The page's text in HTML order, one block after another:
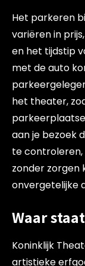
Het parkeren
variëren in
en het tijdstip
met de auto
het theater,
aan je bezoek
te
zonder zorgen
onvergetelijke
Waar
Koninklijk
artistieke